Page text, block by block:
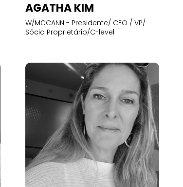
AGATHA KIM
W/MCCANN - Presidente/ CEO / VP/
Sócio Proprietário/C-level